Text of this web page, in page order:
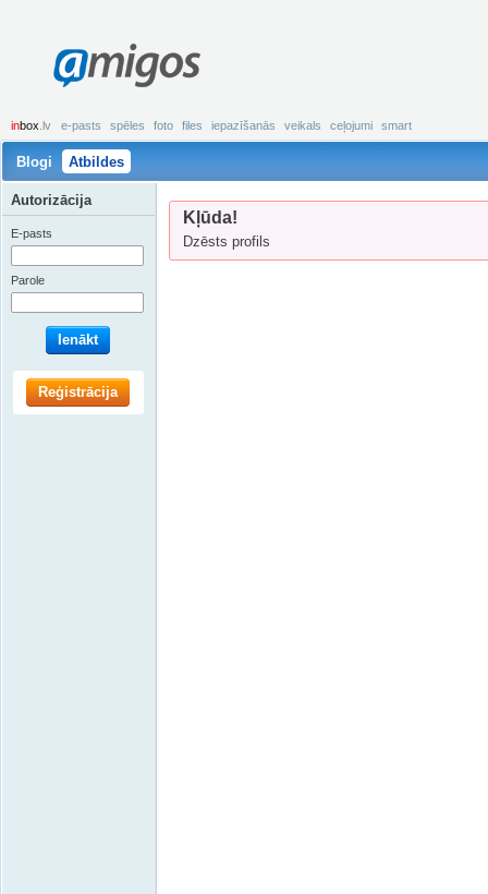
amigos
inbox .lv e-pasts spēles foto files iepazīšanās veikals ceļojumi smart
Blogi Atbildes
Kļūda!
Dzēsts profils
Autorizācija
E-pasts
Parole
Ienākt
Reģistrācija